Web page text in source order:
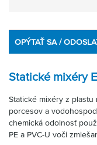
OPÝTAŤ SA /
Statické mixéry
Statické mixéry z
porcesov a
chemická odolnosť
PE a PVC-U voči